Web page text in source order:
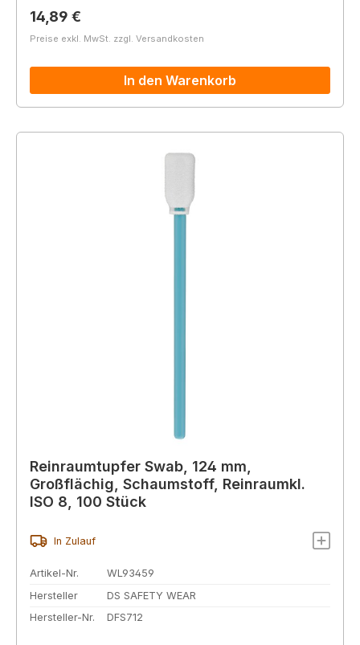
Regulärer Preis:
14,89 €
Preise exkl. MwSt. zzgl. Versandkosten
In den Warenkorb
Reinraumtupfer Swab, 124 mm,
Großflächig, Schaumstoff, Reinraumkl.
ISO 8, 100 Stück
In Zulauf
Artikel-Nr.
WL93459
Hersteller
DS SAFETY WEAR
Hersteller-Nr.
DFS712